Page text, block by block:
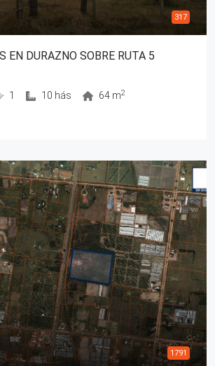
317
EN DURAZNO SOBRE RUTA 5
1 10 hás 64 m2
1791